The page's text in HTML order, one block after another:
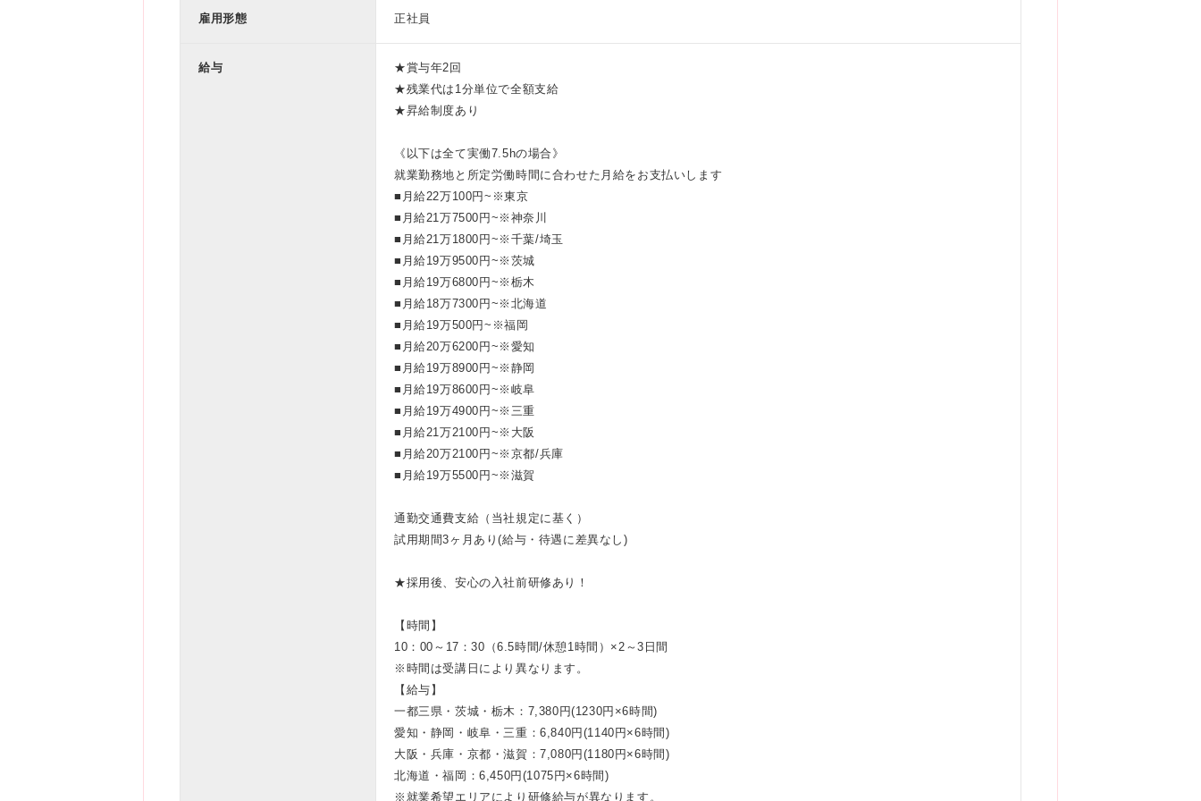
雇用形態 正社員
給与
★賞与年2回
★残業代は1分単位で全額支給
★昇給制度あり
《以下は全て実働7.5hの場合》
就業勤務地と所定労働時間に合わせた月給をお支払いします
■月給22万100円~※東京
■月給21万7500円~※神奈川
■月給21万1800円~※千葉/埼玉
■月給19万9500円~※茨城
■月給19万6800円~※栃木
■月給18万7300円~※北海道
■月給19万500円~※福岡
■月給20万6200円~※愛知
■月給19万8900円~※静岡
■月給19万8600円~※岐阜
■月給19万4900円~※三重
■月給21万2100円~※大阪
■月給20万2100円~※京都/兵庫
■月給19万5500円~※滋賀
通勤交通費支給（当社規定に基く）
試用期間3ヶ月あり(給与・待遇に差異なし)
★採用後、安心の入社前研修あり！
【時間】
10：00～17：30（6.5時間/休憩1時間）×2～3日間
※時間は受講日により異なります。
【給与】
一都三県・茨城・栃木：7,380円(1230円×6時間)
愛知・静岡・岐阜・三重：6,840円(1140円×6時間)
大阪・兵庫・京都・滋賀：7,080円(1180円×6時間)
北海道・福岡：6,450円(1075円×6時間)
※就業希望エリアにより研修給与が異なります。